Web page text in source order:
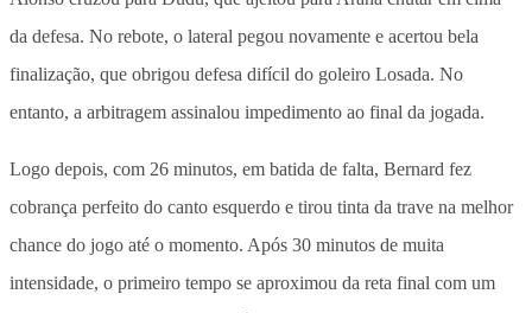
da defesa. No rebote, o lateral pegou novamente e acertou bela
finalização, que obrigou defesa difícil do goleiro Losada. No
entanto, a arbitragem assinalou impedimento ao final da jogada.
Logo depois, com 26 minutos, em batida de falta, Bernard fez
cobrança perfeito do canto esquerdo e tirou tinta da trave na melhor
chance do jogo até o momento. Após 30 minutos de muita
intensidade, o primeiro tempo se aproximou da reta final com um